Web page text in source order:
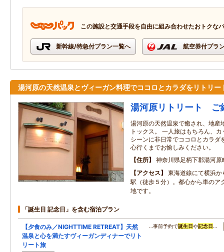
この施設と交通手段を自由に組み合わせたおトクな
新幹線/特急付プラン一覧へ 航空券付プラ
湯河原の天然温泉とヴィーガン料理でココロとカラダをリトリー
湯河原リトリート ご
湯河原の天然温泉で癒され、地産
トックス。 一人旅はもちろん、
シーンに非日常でココロとカラダ
心行くまでお愉しみください。
住所
神奈川県足柄下郡湯河
アクセス
東海道線にて横浜
駅（徒歩５分）。都心から車のア
地です。
「誕生日 記念日」を含む宿泊プラン
【夕食のみ／NIGHTTIME RETREAT】天然
温泉と心を満たすヴィーガンディナーでリト
リート旅
…事前予約で誕生日や記念日 …